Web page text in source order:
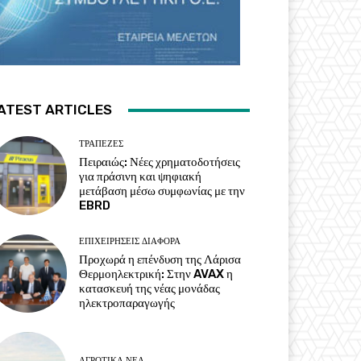
ARTICLES
ΤΡΆΠΕΖΕΣ
Πειραιώς: Νέες χρηματοδοτήσεις
για πράσινη και ψηφιακή
μετάβαση μέσω συμφωνίας με την
EBRD
ΕΠΙΧΕΙΡΉΣΕΙΣ ΔΙΆΦΟΡΑ
Προχωρά η επένδυση της Λάρισα
Θερμοηλεκτρική: Στην AVAX η
κατασκευή της νέας μονάδας
ηλεκτροπαραγωγής